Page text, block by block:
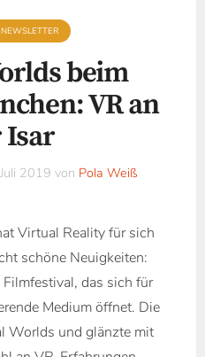
NEWSLETTER
beim
VR an
Isar
2019 von Pola Weiß
Virtual Reality für sich
schöne Neuigkeiten:
das sich für
Medium öffnet. Die
Worlds und glänzte mit